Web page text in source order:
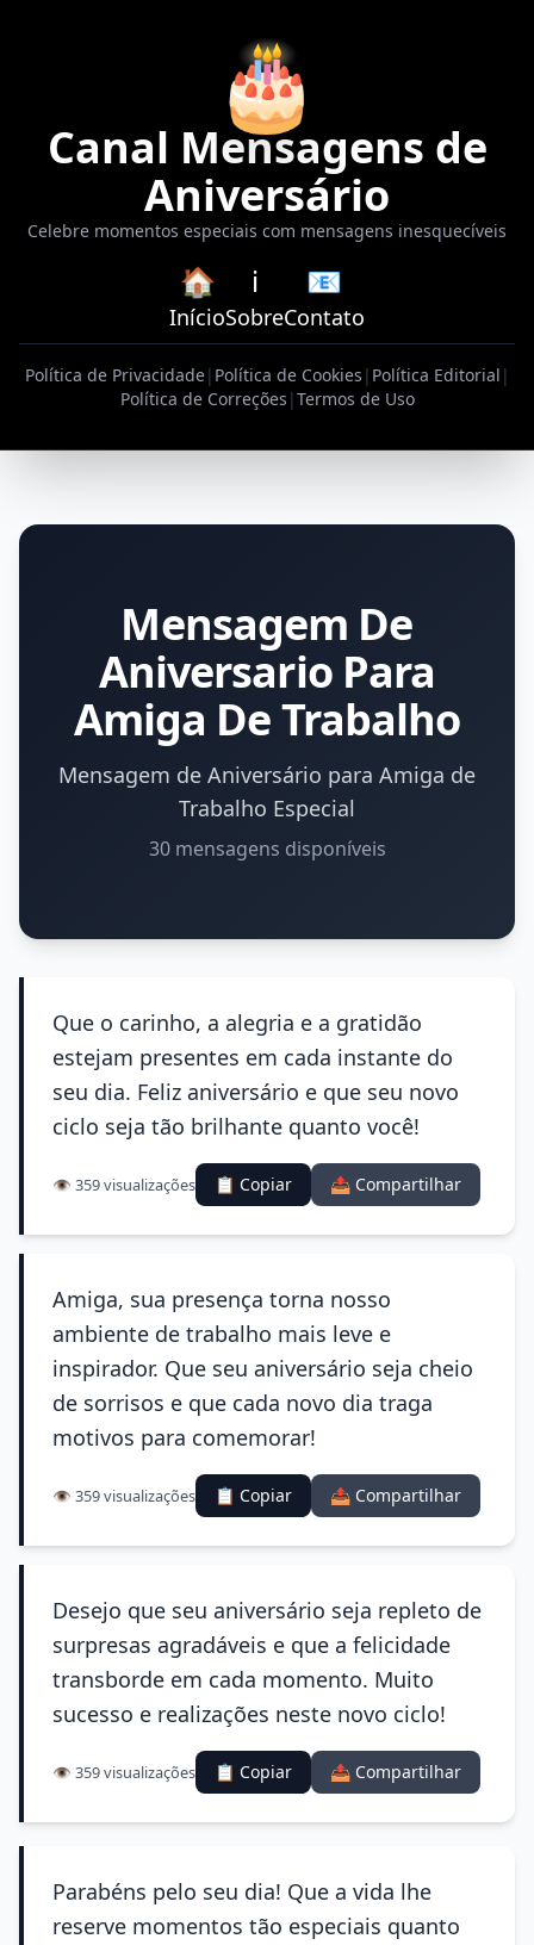
🎂
Canal Mensagens de
Aniversário
Celebre momentos especiais com mensagens inesquecíveis
🏠
Início
ℹ️
Sobre
📧
Contato
Política de Privacidade| Política de Cookies | Política Editorial |
Política de Correções |Termos de Uso
Mensagem De
Aniversario Para
Amiga De Trabalho
Mensagem de Aniversário para Amiga de
Trabalho Especial
30 mensagens disponíveis
Que o carinho, a alegria e a gratidão
estejam presentes em cada instante do
seu dia. Feliz aniversário e que seu novo
ciclo seja tão brilhante quanto você!
👁️ 359 visualizações 📋 Copiar 📤 Compartilhar
Amiga, sua presença torna nosso
ambiente de trabalho mais leve e
inspirador. Que seu aniversário seja cheio
de sorrisos e que cada novo dia traga
motivos para comemorar!
👁️ 359 visualizações 📋 Copiar 📤 Compartilhar
Desejo que seu aniversário seja repleto de
surpresas agradáveis e que a felicidade
transborde em cada momento. Muito
sucesso e realizações neste novo ciclo!
👁️ 359 visualizações 📋 Copiar 📤 Compartilhar
Parabéns pelo seu dia! Que a vida lhe
reserve momentos tão especiais quanto